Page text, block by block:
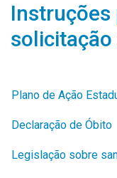
Instruções
Plano de Ação
Declaração de Óbito
Legislação sobre